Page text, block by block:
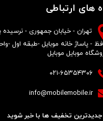
های ارتباطی
تهران - خیابان جمهوری - نرسیده
موبایل موبایل
۰۲۱-۶۵۳۵۴۳۰۶
info@mobilemobile.ir
جدیدترین تخفیف ها با خبر شوید